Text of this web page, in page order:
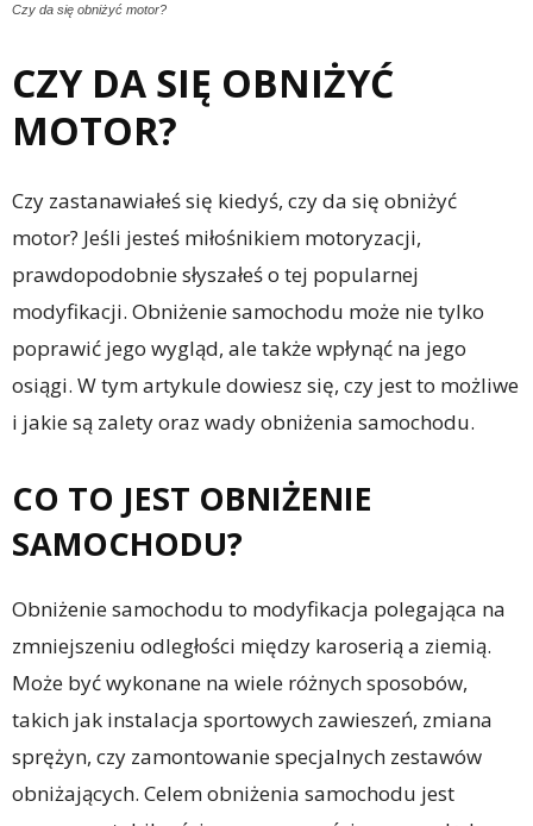
Czy da się obniżyć motor?
CZY DA SIĘ OBNIŻYĆ
MOTOR?
Czy zastanawiałeś się kiedyś, czy da się obniżyć
motor? Jeśli jesteś miłośnikiem motoryzacji,
prawdopodobnie słyszałeś o tej popularnej
modyfikacji. Obniżenie samochodu może nie tylko
poprawić jego wygląd, ale także wpłynąć na jego
osiągi. W tym artykule dowiesz się, czy jest to możliwe
i jakie są zalety oraz wady obniżenia samochodu.
CO TO JEST OBNIŻENIE
SAMOCHODU?
Obniżenie samochodu to modyfikacja polegająca na
zmniejszeniu odległości między karoserią a ziemią.
Może być wykonane na wiele różnych sposobów,
takich jak instalacja sportowych zawieszeń, zmiana
sprężyn, czy zamontowanie specjalnych zestawów
obniżających. Celem obniżenia samochodu jest